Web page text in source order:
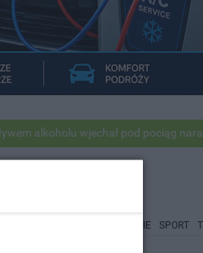
alkoholu wjechał pod pociąg
CO BĘDZIE SPORT